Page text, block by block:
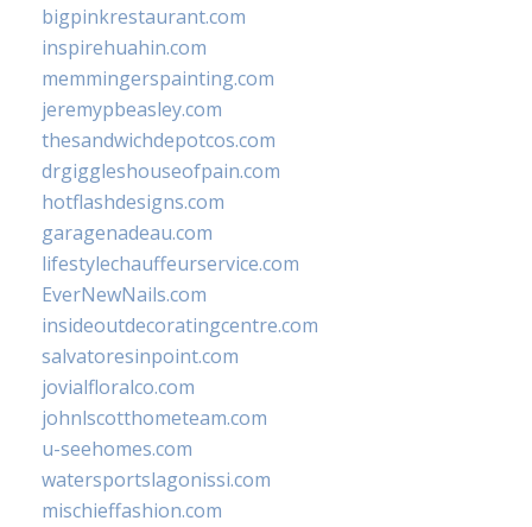
bigpinkrestaurant.com
inspirehuahin.com
memmingerspainting.com
jeremypbeasley.com
thesandwichdepotcos.com
drgiggleshouseofpain.com
hotflashdesigns.com
garagenadeau.com
lifestylechauffeurservice.com
EverNewNails.com
insideoutdecoratingcentre.com
salvatoresinpoint.com
jovialfloralco.com
johnlscotthometeam.com
u-seehomes.com
watersportslagonissi.com
mischieffashion.com